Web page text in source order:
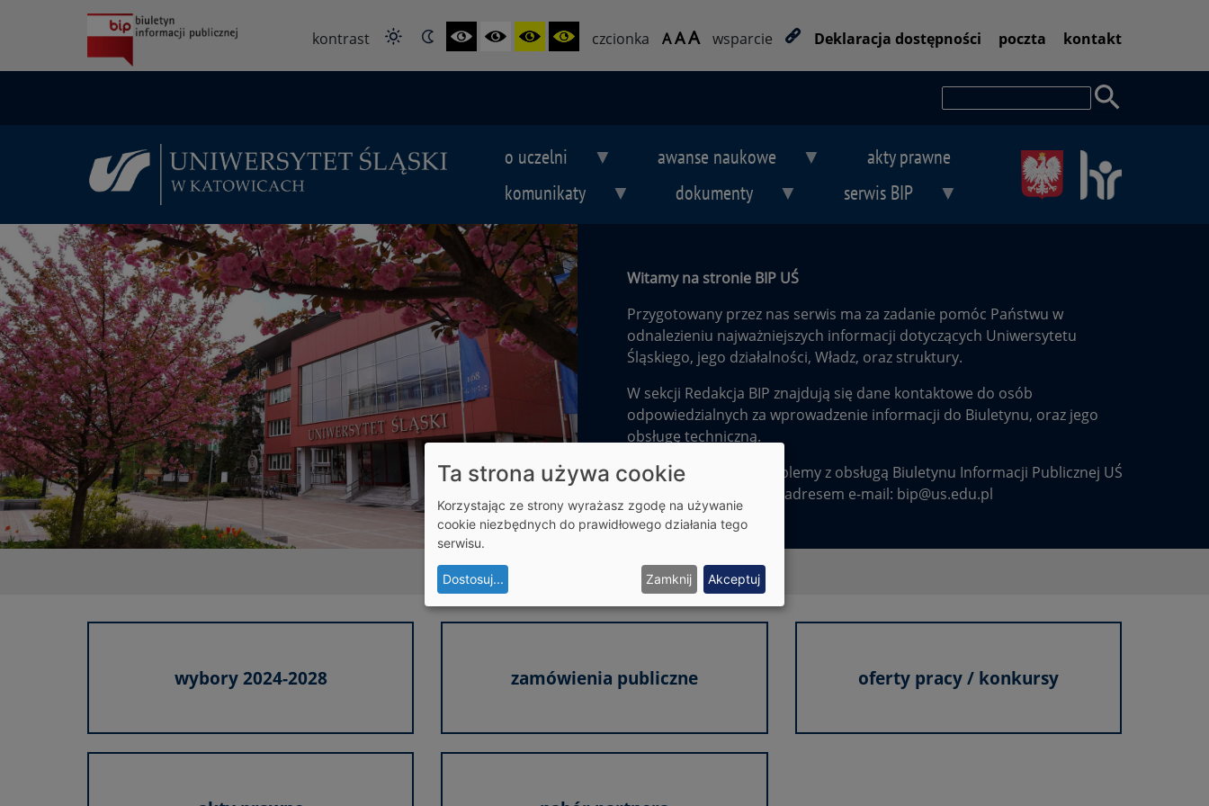
kontrast czcionka AAA wsparcie Deklaracja dostępności
Pasek
dostępności
poczta kontakt
o uczelni awanse naukowe
akty prawne
komunikaty
dokumenty serwis BIP
Witamy na stronie BIP UŚ
Przygotowany przez nas serwis ma za zadanie pomóc Państwu w
odnalezieniu najważniejszych informacji dotyczących Uniwersytetu
Śląskiego, jego działalności, Władz, oraz struktury.
W sekcji Redakcja BIP znajdują się dane kontaktowe do osób
odpowiedzialnych za wprowadzenie informacji do Biuletynu, oraz jego
obsługę techniczną.
Jeśli mają Państwo problemy z obsługą Biuletynu Informacji Publicznej UŚ
prosimy o kontakt pod adresem e-mail: bip@us.edu.pl
wybory 2024-2028 zamówienia publiczne oferty pracy / konkursy
Ta strona używa cookie
Korzystając ze strony wyrażasz zgodę na używanie
cookie niezbędnych do prawidłowego działania tego
serwisu.
Dostosuj... Zamknij Akceptuj